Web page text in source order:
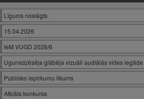
Līgums noslēgts
15.04.2026
IeM VUGD 2026/6
Ugunsdzēsēja glābēja vizuāli audiālās vides
Publisko iepirkumu likums
Atklāts konkurss